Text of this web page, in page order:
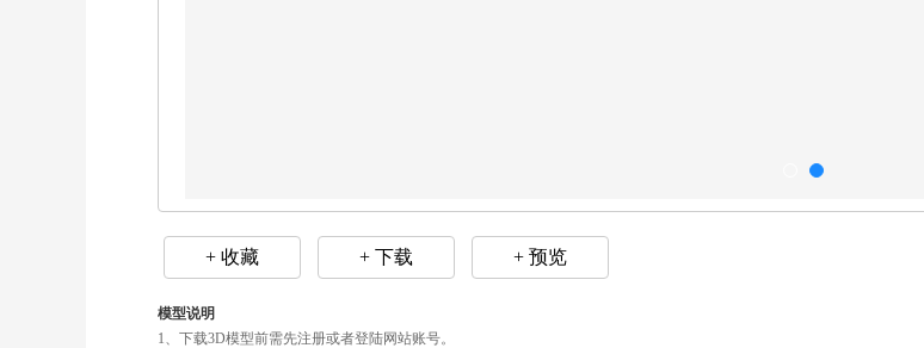
+ 收藏 + 下载 + 预览
模型说明
1、下载3D模型前需先注册或者登陆网站账号。